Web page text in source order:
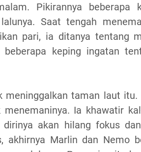
Pikirannya beberapa
Saat tengah
pari, ia ditanya tentang
beberapa keping ingatan
meninggalkan taman laut itu.
Ia khawatir
dirinya akan hilang fokus
akhirnya Marlin dan Nemo